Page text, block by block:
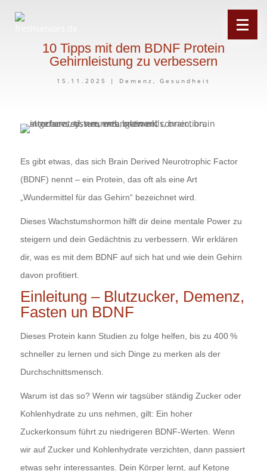
10 Tipps mit dem BDNF Protein
Gehirnleistung zu verbessern
15.11.2025 | Demenz , Gesundheit
Es gibt etwas, das sich Brain Derived Neurotrophic Factor
(BDNF) nennt – ein Protein, das oft als eine Art
„Wundermittel für das Gehirn“ bezeichnet wird.
Dieses Wachstumshormon hilft dir deine mentale Power zu
steigern und dein Gedächtnis zu verbessern. Wir erklären
dir, was es mit dem BDNF auf sich hat und wie dein Gehirn
davon profitiert.
Einleitung – Blutzucker, Demenz,
Fasten un BDNF
Dieses Protein kann Studien zu folge helfen, bis zu 400 %
schneller zu lernen und sich Dinge zu merken als der
Durchschnittsmensch.
Warum ist das so? Wenn wir tagsüber ständig Zucker oder
Kohlenhydrate zu uns nehmen, gilt: Ein hoher
Zuckerkonsum führt zu niedrigeren BDNF‑Werten. Wenn
wir auf Zucker und Kohlenhydrate verzichten, dann passiert
etwas sehr interessantes. Dein Körper lernt, auf Ketone